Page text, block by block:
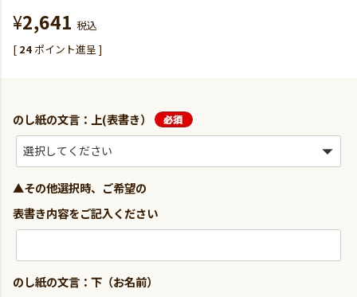
¥2,641 税込
[ 24 ポイント進呈 ]
のし紙の文言：上(表書き）
▲その他選択時、ご希望の
表書き内容をご記入ください
のし紙の文言：下（お名前）